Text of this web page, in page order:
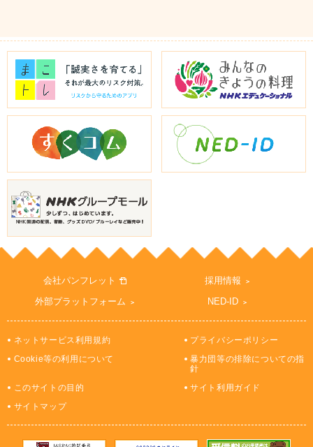
会社パンフレット
採用情報
外部プラットフォーム
NED-ID
ネットサービス利用規約
プライバシーポリシー
Cookie等の利用について
暴力団等の排除についての指
針
このサイトの目的
サイト利用ガイド
サイトマップ